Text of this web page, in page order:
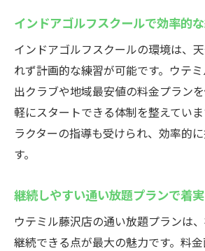
インドアゴルフスクールで効率的
インドアゴルフスクールの環境は、
れず計画的な練習が可能です。ウテ
出クラブや地域最安値の料金プラン
軽にスタートできる体制を整えてい
ラクターの指導も受けられ、効率的
す。
継続しやすい通い放題プランで着
ウテミル藤沢店の通い放題プランは
継続できる点が最大の魅力です。料